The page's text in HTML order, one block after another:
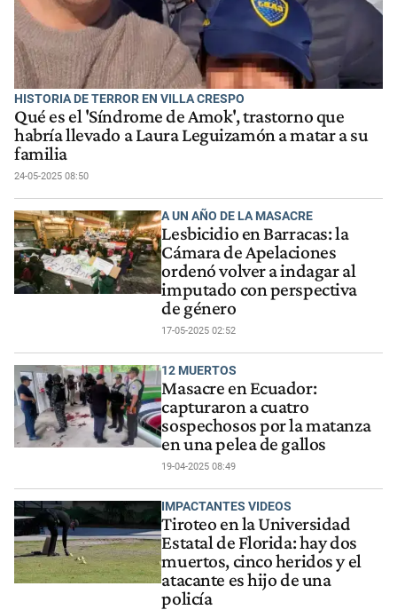
HISTORIA DE TERROR EN VILLA CRESPO
Qué es el 'Síndrome de Amok', trastorno que
habría llevado a Laura Leguizamón a matar a su
familia
24-05-2025 08:50
A UN AÑO DE LA MASACRE
Lesbicidio en Barracas: la
Cámara de Apelaciones
ordenó volver a indagar al
imputado con perspectiva
de género
17-05-2025 02:52
12 MUERTOS
Masacre en Ecuador:
capturaron a cuatro
sospechosos por la matanza
en una pelea de gallos
19-04-2025 08:49
IMPACTANTES VIDEOS
Tiroteo en la Universidad
Estatal de Florida: hay dos
muertos, cinco heridos y el
atacante es hijo de una
policía